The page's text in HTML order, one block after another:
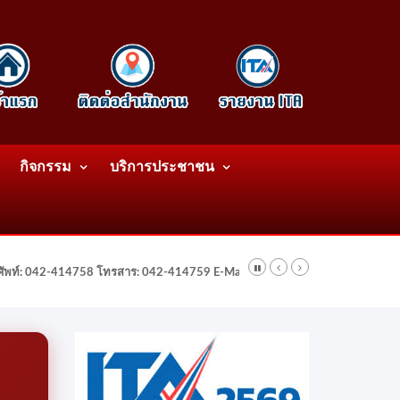
กิจกรรม บริการประชาชน
: 042-414758 โทรสาร: 042-414759 E-Mail: wattatnk@gmail.com